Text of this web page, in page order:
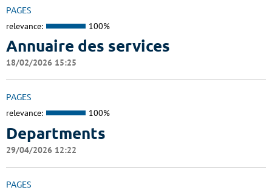
PAGES
relevance: 100%
Annuaire des services
18/02/2026 15:25
PAGES
relevance: 100%
Departments
29/04/2026 12:22
PAGES